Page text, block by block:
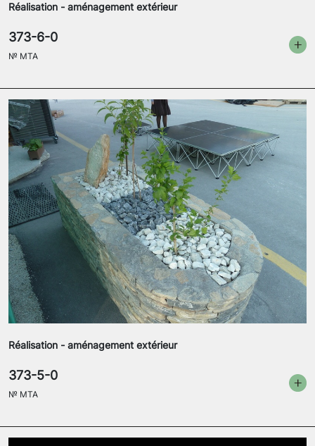
Réalisation - aménagement extérieur
373-6-0
№ MTA
Réalisation - aménagement extérieur
373-5-0
№ MTA